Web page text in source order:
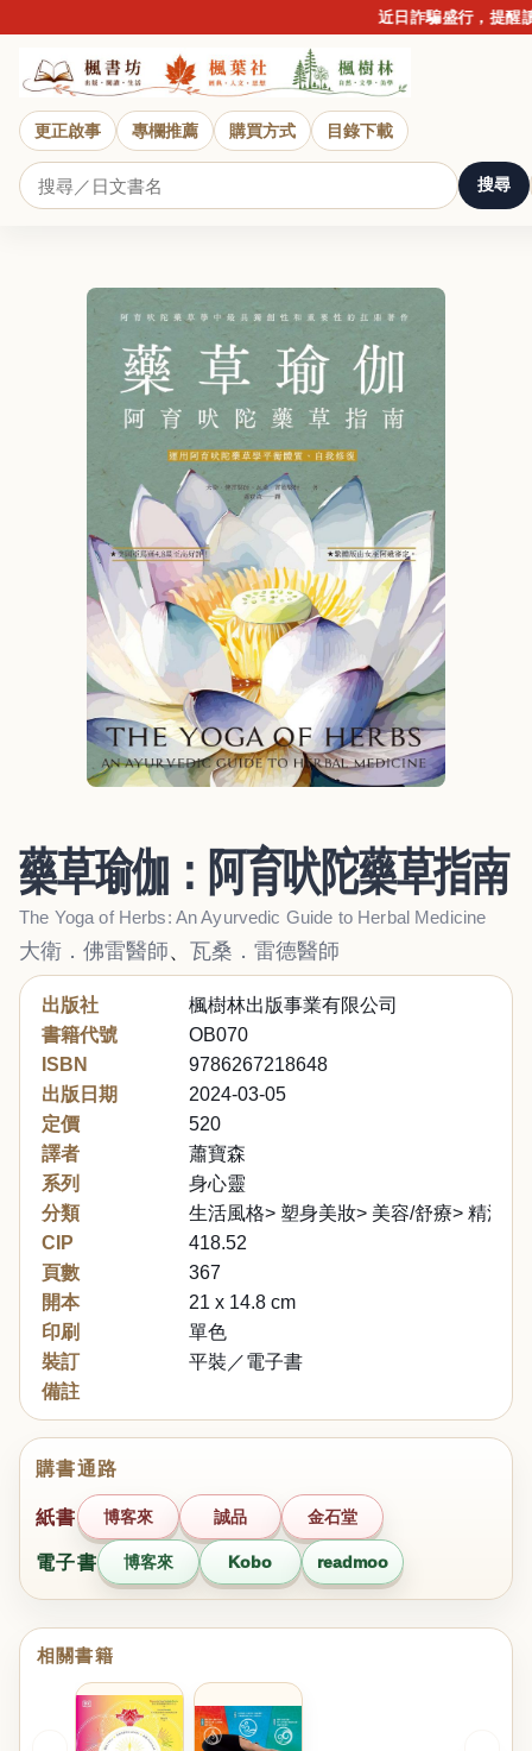
近日詐騙盛行，提醒讀者
更正啟事 專欄推薦 購買方式 目錄下載
搜尋
藥草瑜伽：阿育吠陀藥草指南
The Yoga of Herbs: An Ayurvedic Guide to Herbal Medicine
大衛．佛雷醫師、 瓦桑．雷德醫師
出版社
楓樹林出版事業有限公司
書籍代號
OB070
ISBN
9786267218648
出版日期
2024-03-05
定價
520
譯者
蕭寶森
系列
身心靈
分類
生活風格> 塑身美妝> 美容/舒療> 精油芳
CIP
418.52
頁數
367
開本
21 x 14.8 cm
印刷
單色
裝訂
平裝／電子書
備註
購書通路
紙書 博客來 誠品 金石堂
電子書 博客來 Kobo readmoo
相關書籍